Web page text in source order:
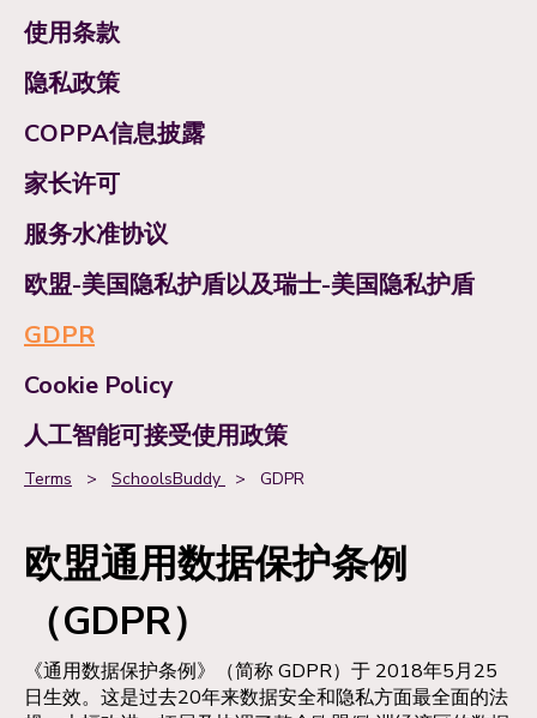
使用条款
隐私政策
COPPA信息披露
家长许可
服务水准协议
欧盟-美国隐私护盾以及瑞士-美国隐私护盾
GDPR
Cookie Policy
人工智能可接受使用政策
Terms > SchoolsBuddy > GDPR
欧盟通用数据保护条例
（GDPR）
《通用数据保护条例》（简称 GDPR）于 2018年5月25
日生效。这是过去20年来数据安全和隐私方面最全面的法